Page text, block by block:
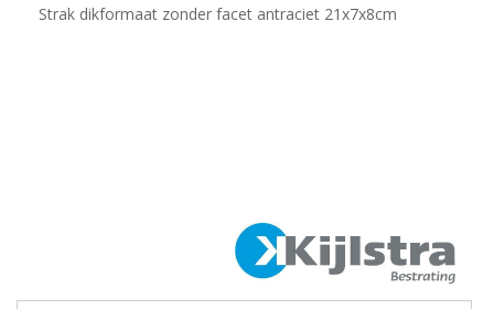
Strak dikformaat zonder facet antraciet 21x7x8cm